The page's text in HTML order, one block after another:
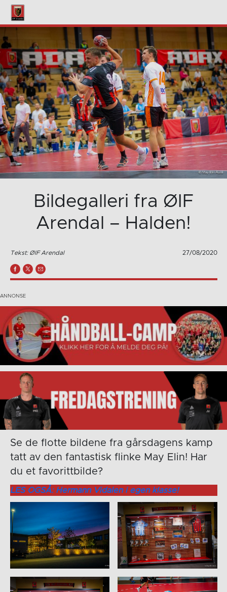
Bildegalleri fra ØIF
Arendal – Halden!
Tekst: ØIF Arendal 27/08/2020
Se de flotte bildene fra gårsdagens kamp
tatt av den fantastisk flinke May Elin! Har
du et favorittbilde?
LES OGSÅ: Hermann Vidalen i egen klasse!